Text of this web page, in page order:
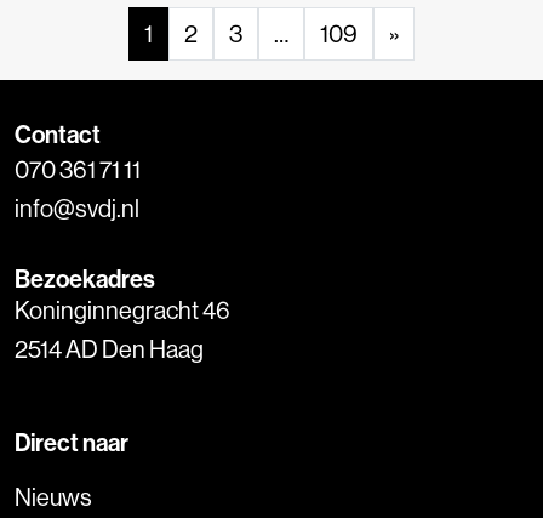
1 2 3 … 109 »
Contact
070 361 71 11
info@svdj.nl
Bezoekadres
Koninginnegracht 46
2514 AD Den Haag
Direct naar
Nieuws